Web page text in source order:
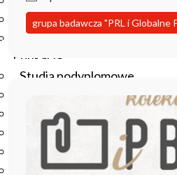
Repozytorium RCIN
Otwarta nauka
Edukacja
Studia podyplomowe
Szkolenia
Szkoła Doktorska Anthropos
Erasmus
Olimpiada Literatury i Języka
grupa badawcza "PRL i Globalne